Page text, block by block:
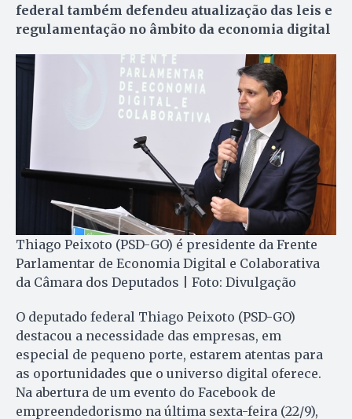
federal também defendeu atualização das leis e
regulamentação no âmbito da economia digital
Thiago Peixoto (PSD-GO) é presidente da Frente
Parlamentar de Economia Digital e Colaborativa
da Câmara dos Deputados | Foto: Divulgação
O deputado federal Thiago Peixoto (PSD-GO)
destacou a necessidade das empresas, em
especial de pequeno porte, estarem atentas para
as oportunidades que o universo digital oferece.
Na abertura de um evento do Facebook de
empreendedorismo na última sexta-feira (22/9),